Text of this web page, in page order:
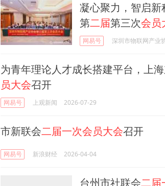
凝心聚力，智启
第二届第三次会员
网易号 深圳市物联网产业
为青年理论人才成长搭建平台，上
员大会召开
网易号 上观新闻 2026-07-29
市新联会二届一次会员大会召开
网易号 新浪财经 2026-04-04
台州市社联会二届